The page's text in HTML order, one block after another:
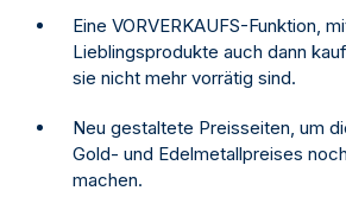
Eine VORVERKAUFS-Funktion,
Lieblingsprodukte auch dann
sie nicht mehr vorrätig sind.
Neu gestaltete Preisseiten, um
Gold- und Edelmetallpreises
machen.